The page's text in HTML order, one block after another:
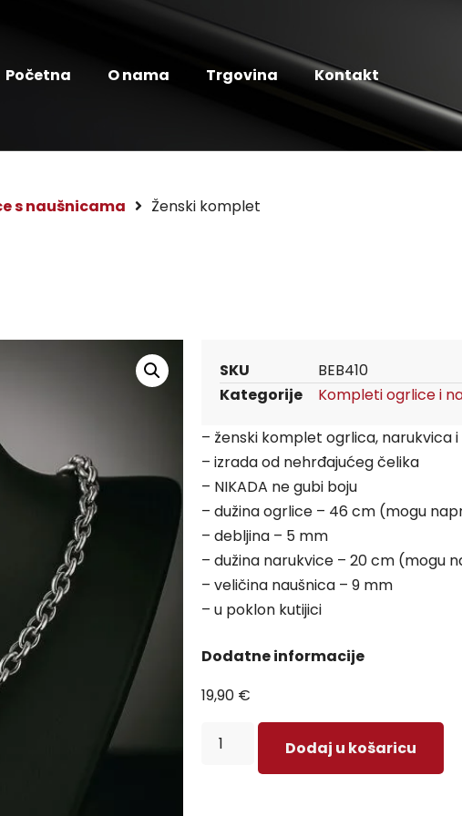
Početna O nama Trgovina Kontakt
s naušnicama Ženski komplet
SKU BEB410
Kategorije Kompleti ogrlice i
– ženski komplet ogrlica, narukvica i
– izrada od nehrđajućeg čelika
– NIKADA ne gubi boju
– dužina ogrlice – 46 cm (mogu
– debljina – 5 mm
– dužina narukvice – 20 cm (mogu
– veličina naušnica – 9 mm
– u poklon kutijici
Dodatne informacije
19,90 €
Dodaj u košaricu